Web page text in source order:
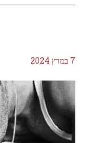
7 במרץ 2024